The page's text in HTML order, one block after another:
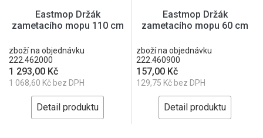
Eastmop Držák
zametacího mopu 110 cm
zboží na objednávku
222.462000
1 293,00 Kč
1 068,60 Kč bez DPH
Detail produktu
Eastmop Držák
zametacího mopu 60 cm
zboží na objednávku
222.460900
157,00 Kč
129,75 Kč bez DPH
Detail produktu